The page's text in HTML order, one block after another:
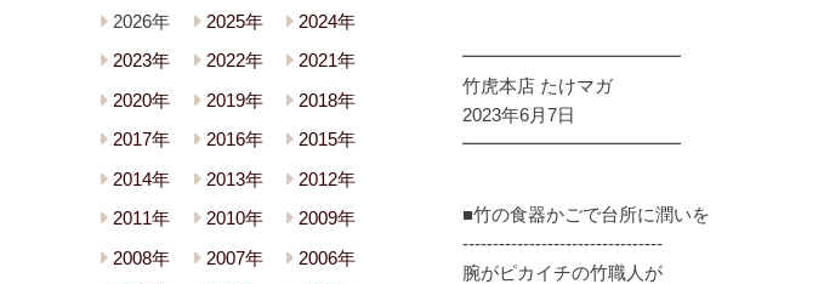
━━━━━━━━━━━━
竹虎本店 たけマガ
2023年6月7日
━━━━━━━━━━━━
■竹の食器かごで台所に潤いを
---------------------------------
腕がピカイチの竹職人が
2026年 2025年
2024年
2023年
2022年
2021年
2020年
2019年
2018年
2017年
2016年
2015年
2014年
2013年
2012年
2011年
2010年
2009年
2008年
2007年
2006年